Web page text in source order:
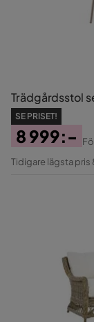
Trädgårdsstol
SE PRISET!
Pris
8 999:-
Original
Tidigare lägsta pris